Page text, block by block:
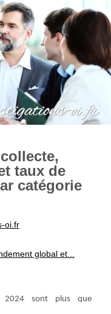
taux de
catégorie
oi.fr
global et...
2024 sont plus que